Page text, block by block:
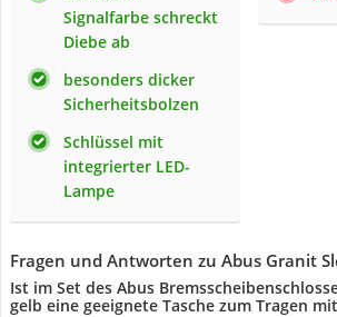
Signalfarbe schreckt
Diebe ab
besonders dicker
Sicherheitsbolzen
Schlüssel mit
integrierter LED-
Lampe
Fragen und Antworten zu Abus Granit
Ist im Set des Abus
gelb eine geeignete Tasche zum Tragen